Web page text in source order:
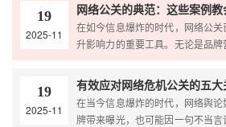
19
2025-11
网络公关的典范：这些案例
在如今信息爆炸的时代，网络公
升影响力的重要工具。无论是品
危机公关，成功的网络公关都能带
19
2025-11
有效应对网络危机公关的五
在当今信息爆炸的时代，网络舆
牌带来曝光，也可能因一句不当